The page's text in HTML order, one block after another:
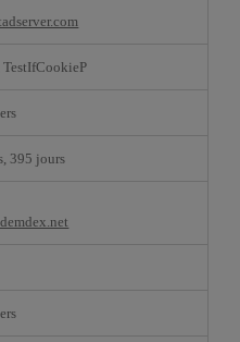
395 jours